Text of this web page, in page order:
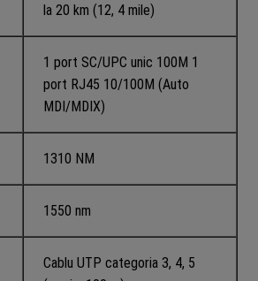
la 20 km (12, 4 mile)
1 port SC/UPC unic 100M 1
port RJ45 10/100M (Auto
MDI/MDIX)
1310 NM
1550 nm
Cablu UTP categoria 3, 4, 5